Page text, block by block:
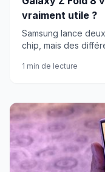
vraiment utile ?
Samsung lance
chip, mais des
choisir.
1 min de lecture